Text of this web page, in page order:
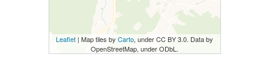
Leaflet | Map tiles by Carto, under CC BY 3.0. Data by
OpenStreetMap, under ODbL.